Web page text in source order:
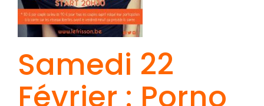
Samedi 22
Février : Porno